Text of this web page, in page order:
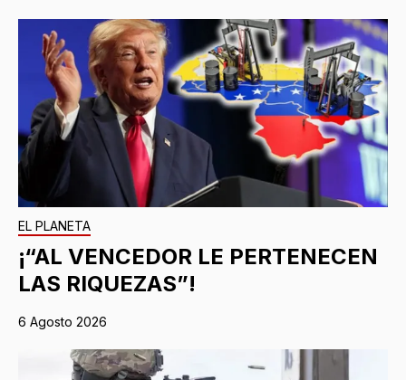
EL PLANETA
¡“AL VENCEDOR LE PERTENECEN
LAS RIQUEZAS”!
6 Agosto 2026